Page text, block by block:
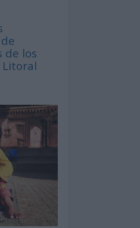
de los
Litoral